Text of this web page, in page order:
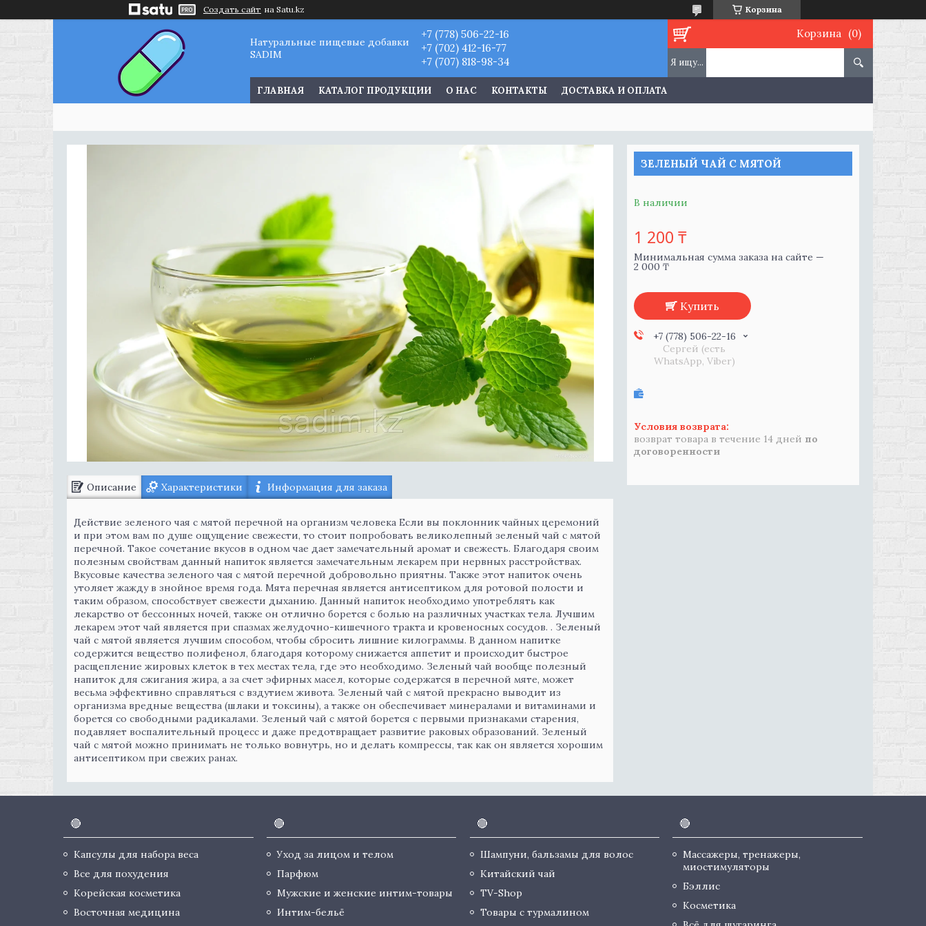
Создать сайт на Satu.kz Корзина
Натуральные пищевые добавки
SADIM
+7 (778) 506-22-16
+7 (702) 412-16-77
+7 (707) 818-98-34
Корзина
ГЛАВНАЯ КАТАЛОГ ПРОДУКЦИИ О НАС КОНТАКТЫ ДОСТАВКА И ОПЛАТА
Описание Характеристики Информация для заказа
Действие зеленого чая с мятой перечной на организм человека Если вы поклонник чайных церемоний
и при этом вам по душе ощущение свежести, то стоит попробовать великолепный зеленый чай с мятой
перечной. Такое сочетание вкусов в одном чае дает замечательный аромат и свежесть. Благодаря своим
полезным свойствам данный напиток является замечательным лекарем при нервных расстройствах.
Вкусовые качества зеленого чая с мятой перечной добровольно приятны. Также этот напиток очень
утоляет жажду в знойное время года. Мята перечная является антисептиком для ротовой полости и
таким образом, способствует свежести дыханию. Данный напиток необходимо употреблять как
лекарство от бессонных ночей, также он отлично борется с болью на различных участках тела. Лучшим
лекарем этот чай является при спазмах желудочно-кишечного тракта и кровеносных сосудов. . Зеленый
чай с мятой является лучшим способом, чтобы сбросить лишние килограммы. В данном напитке
содержится вещество полифенол, благодаря которому снижается аппетит и происходит быстрое
расщепление жировых клеток в тех местах тела, где это необходимо. Зеленый чай вообще полезный
напиток для сжигания жира, а за счет эфирных масел, которые содержатся в перечной мяте, может
весьма эффективно справляться с вздутием живота. Зеленый чай с мятой прекрасно выводит из
организма вредные вещества (шлаки и токсины), а также он обеспечивает минералами и витаминами и
борется со свободными радикалами. Зеленый чай с мятой борется с первыми признаками старения,
подавляет воспалительный процесс и даже предотвращает развитие раковых образований. Зеленый
чай с мятой можно принимать не только вовнутрь, но и делать компрессы, так как он является хорошим
антисептиком при свежих ранах.
ЗЕЛЕНЫЙ ЧАЙ С МЯТОЙ
В наличии
1 200 ₸
Минимальная сумма заказа на сайте —
2 000 ₸
Купить
+7 (778) 506-22-16
Сергей (есть
WhatsApp, Viber)
возврат товара в течение 14 дней по
договоренности
🔴
Капсулы для набора веса
Все для похудения
Корейская косметика
Восточная медицина
🔴
Уход за лицом и телом
Парфюм
Мужские и женские интим-товары
Интим-бельё
🔴
Шампуни, бальзамы для волос
Китайский чай
TV-Shop
Товары с турмалином
🔴
Массажеры, тренажеры,
миостимуляторы
Бэллис
Косметика